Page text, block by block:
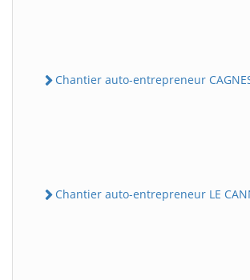
Chantier auto-entrepreneur
Chantier auto-entrepreneur LE